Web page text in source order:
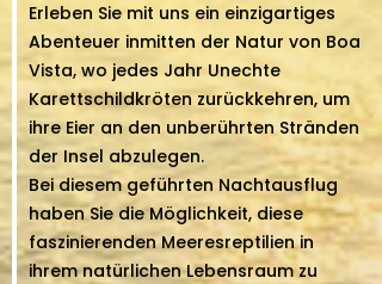
Erleben Sie mit uns ein einzigartiges
Abenteuer inmitten der Natur von Boa
Vista, wo jedes Jahr Unechte
Karettschildkröten zurückkehren, um
ihre Eier an den unberührten Stränden
der Insel abzulegen.
Bei diesem geführten Nachtausflug
haben Sie die Möglichkeit, diese
faszinierenden Meeresreptilien in
ihrem natürlichen Lebensraum zu